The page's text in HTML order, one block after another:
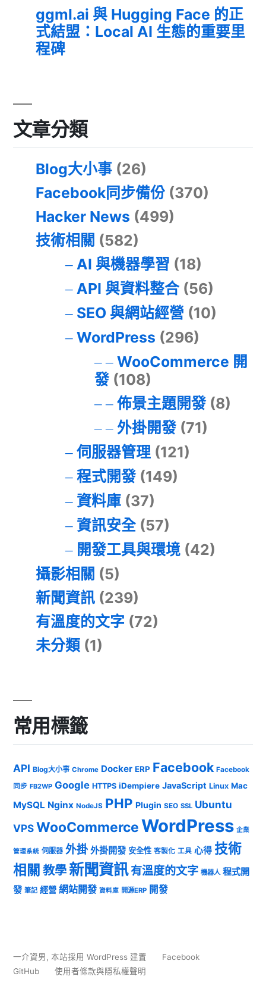
ggml.ai 與 Hugging Face 的正
式結盟：Local AI 生態的重要里
程碑
文章分類
Blog大小事 (26)
Facebook同步備份 (370)
Hacker News (499)
技術相關 (582)
AI 與機器學習 (18)
API 與資料整合(56)
SEO 與網站經營 (10)
WordPress (296)
WooCommerce 開
發(108)
佈景主題開發(8)
外掛開發(71)
伺服器管理(121)
程式開發(149)
資料庫(37)
資訊安全(57)
開發工具與環境(42)
攝影相關 (5)
新聞資訊 (239)
有溫度的文字 (72)
未分類 (1)
常用標籤
API Blog大小事 Chrome Docker ERP Facebook Facebook
同步 FB2WP Google HTTPS iDempiere JavaScript Linux Mac
MySQL Nginx NodeJS PHP Plugin SEO SSL Ubuntu
VPSWooCommerceWordPress 企業
管理系統 伺服器 外掛 外掛開發 安全性 客製化 工具 心得 技術
相關 教學 新聞資訊有溫度的文字 機器人 程式開
發 筆記 經營 網站開發 資料庫 開源ERP 開發
一介資男, 本站採用 WordPress 建置
Facebook
GitHub
使用者條款與隱私權聲明